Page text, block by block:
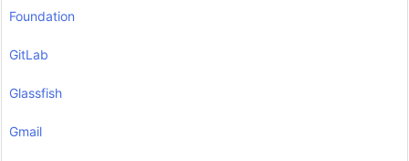
Foundation
GitLab
Glassfish
Gmail